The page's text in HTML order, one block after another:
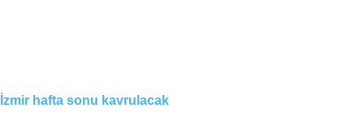
İzmir hafta sonu kavrulacak